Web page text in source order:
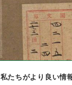
私たちがより良い情